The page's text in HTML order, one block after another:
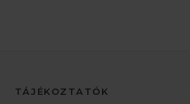
TÁJÉKOZTATÓK